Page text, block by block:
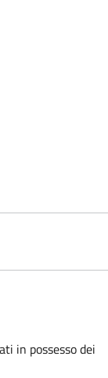
in possesso dei